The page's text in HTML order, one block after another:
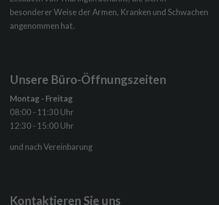
besonderer Weise der Armen, Kranken und Schwachen
angenommen hat.
Unsere Büro-Öffnungszeiten
Montag - Freitag
08:00 - 11:30 Uhr
12:30 - 15:00 Uhr
und nach Vereinbarung
Kontaktieren Sie uns